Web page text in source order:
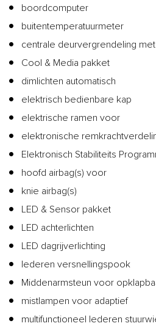
boordcomputer
buitentemperatuurmeter
centrale deurvergrendeling
Cool & Media pakket
dimlichten automatisch
elektrisch bedienbare kap
elektrische ramen voor
elektronische
Elektronisch Stabiliteits
hoofd airbag(s) voor
knie airbag(s)
LED & Sensor pakket
LED achterlichten
LED dagrijverlichting
lederen versnellingspook
Middenarmsteun voor
mistlampen voor adaptief
multifunctioneel lederen